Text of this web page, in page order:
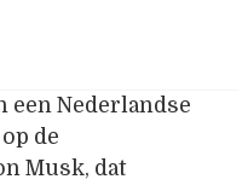
een Nederlandse
de
Musk, dat